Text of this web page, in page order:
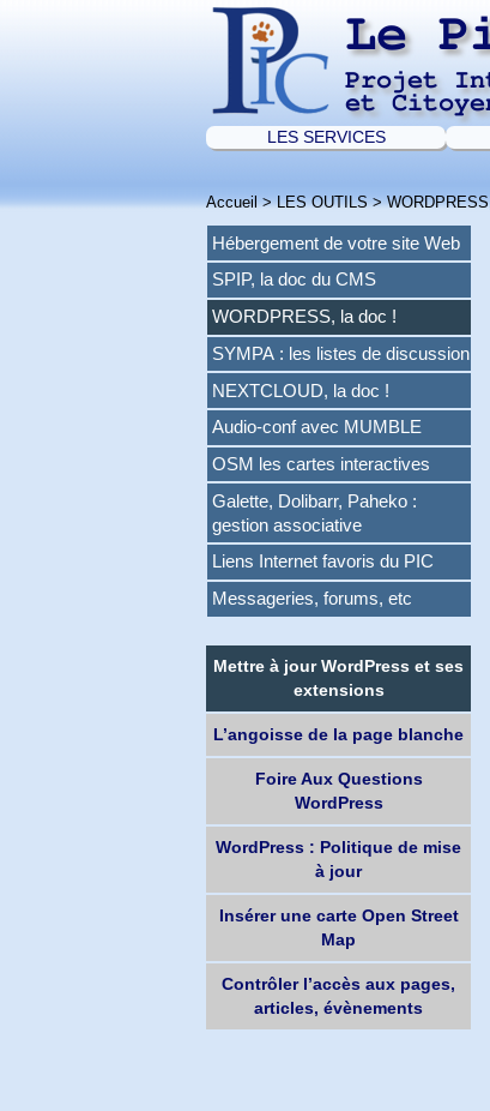
Le
Projet
et
LES SERVICES
Accueil>LES OUTILS>
Hébergement de votre site Web
SPIP, la doc du CMS
WORDPRESS, la doc !
SYMPA : les listes de discussion
NEXTCLOUD, la doc !
Audio-conf avec MUMBLE
OSM les cartes interactives
Galette, Dolibarr, Paheko :
gestion associative
Liens Internet favoris du PIC
Messageries, forums, etc
Mettre à jour WordPress et ses
extensions
L’angoisse de la page blanche
Foire Aux Questions
WordPress
WordPress : Politique de mise
à jour
Insérer une carte Open Street
Map
Contrôler l’accès aux pages,
articles, évènements